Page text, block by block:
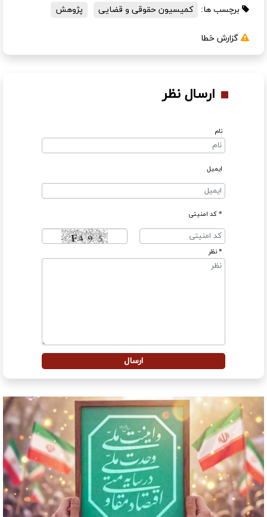
برچسب ها: کمیسیون حقوقی و قضایی پژوهش
گزارش خطا
ارسال نظر
نام
ایمیل
* کد امنیتی
* نظر